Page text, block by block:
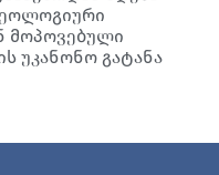
მოპოვებული
უკანონო გატანა